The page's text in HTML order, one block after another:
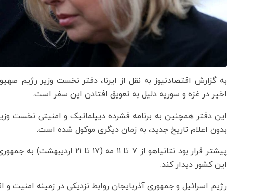
به گزارش اقتصادنیوز به نقل از ایرنا، دفتر نخست وزیر رژیم
اخیر در غزه و سوریه دلیل به تعویق افتادن این سفر است.
این دفتر همچنین به برنامه فشرده دیپلماتیک و امنیتی نخست
بدون اعلام تاریخ جدید، به زمان دیگری موکول شده است.
پیشتر قرار بود نتانیاهو از ۷ تا
این کشور دیدار کند.
رژیم اسرائیل و جمهوری آذربایجان روابط نزدیکی در زمینه امنیت و